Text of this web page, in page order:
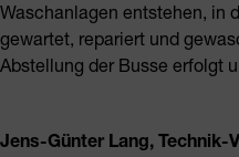
Waschanlagen entstehen, in
gewartet, repariert und
Abstellung der Busse erfolgt
Jens-Günter Lang, Technik-